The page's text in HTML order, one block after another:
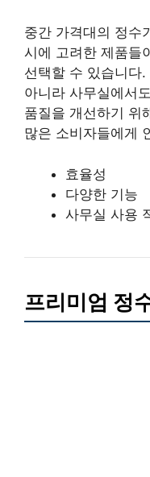
중간 가격대의 정수
시에 고려한 제품들
선택할 수 있습니다
아니라 사무실에서
품질을 개선하기 위
많은 소비자들에게
효율성
다양한 기능
사무실 사용
프리미엄 정